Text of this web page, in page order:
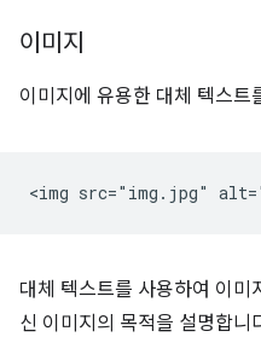
이미지
이미지에 유용한 대체 텍스트
대체 텍스트를 사용하여 이미
신 이미지의 목적을 설명합니